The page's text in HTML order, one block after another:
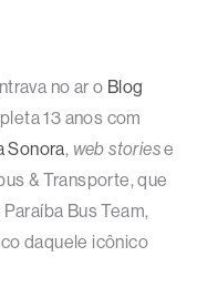
no ar o Blog
13 anos com
Sonora, web storiese
& Transporte, que
Bus Team,
daquele icônico